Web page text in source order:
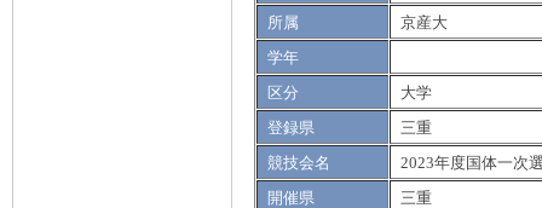
所属
京産大
学年
区分
大学
登録県
三重
競技会名
2023年度国体一次
開催県
三重